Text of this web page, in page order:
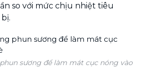
so với mức chịu nhiệt tiêu
sương để làm mát cục nóng vào